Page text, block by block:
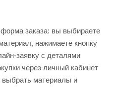
заказа: вы выбираете
нажимаете кнопку
заявку с деталями
через личный кабинет
выбрать материалы и